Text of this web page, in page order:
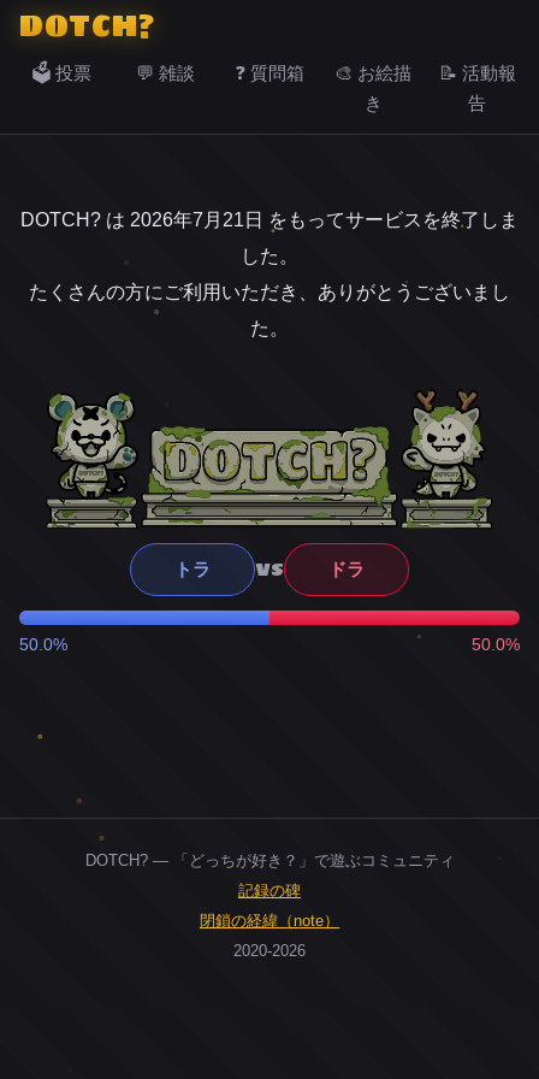
DOTCH?
🗳️ 投票 💬 雑談 ❓ 質問箱
🎨 お絵描
き
📝 活動報
告
DOTCH? は 2026年7月21日 をもってサービスを終了しま
した。
たくさんの方にご利用いただき、ありがとうございまし
た。
トラ VS ドラ
50.0% 50.0%
DOTCH? — 「どっちが好き？」で遊ぶコミュニティ
記録の碑
閉鎖の経緯（note）
2020-2026